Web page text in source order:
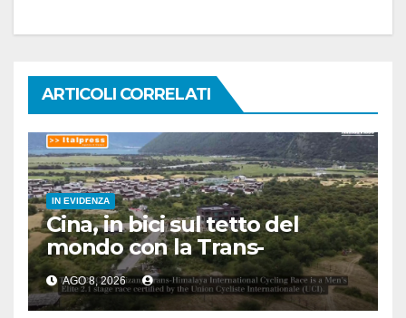
ARTICOLI CORRELATI
IN EVIDENZA
Cina, in bici sul tetto del
mondo con la Trans-
Himalaya Race
AGO 8, 2026